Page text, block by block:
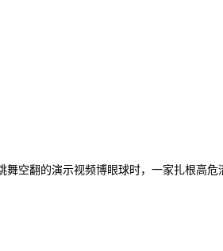
空翻的演示视频博眼球时，一家扎根高